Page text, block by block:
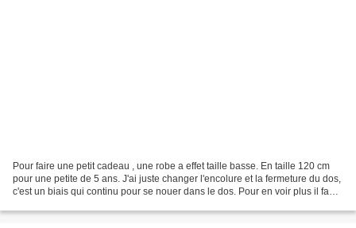
Pour faire une petit cadeau , une robe a effet taille basse. En taille 120 cm
pour une petite de 5 ans. J'ai juste changer l'encolure et la fermeture du dos,
c'est un biais qui continu pour se nouer dans le dos. Pour en voir plus il faut